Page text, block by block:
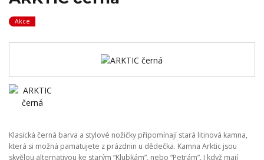
Akce
Klasická černá barva a stylové nožičky připomínají stará litinová kamna,
která si možná pamatujete z prázdnin u dědečka. Kamna Arktic jsou
skvělou alternativou ke starým “Klubkám”, nebo “Petrám”. I když mají